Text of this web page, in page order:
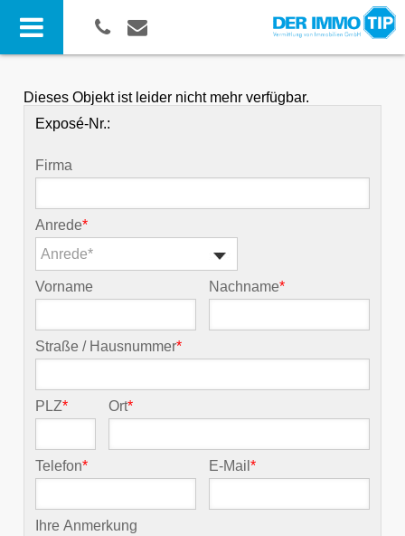
Dieses Objekt ist leider nicht mehr verfügbar.
Exposé-Nr.:
Firma
Anrede*
Anrede*
Vorname Nachname*
Straße / Hausnummer*
PLZ* Ort*
Telefon* E-Mail*
Ihre Anmerkung